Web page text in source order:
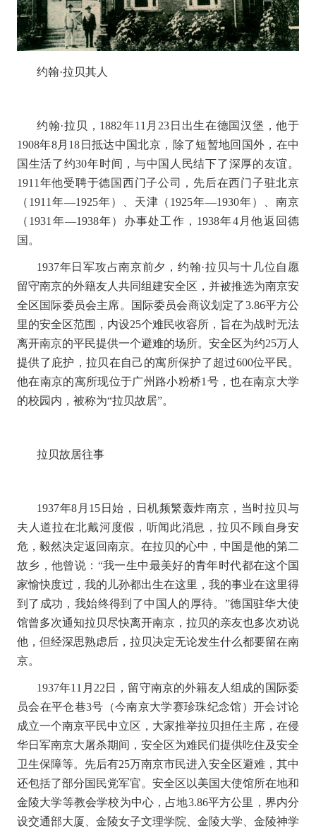
约翰·拉贝其人
约翰·拉贝， 1882年11 月 23 日出生在德国汉堡，他于
1908年8月 18 日抵达中国北京，除了短暂地回国外，在中
国生活了约30年时间，与中国人民结下了深厚的友谊。
1911 年他受聘于德国西门子公司，先后在西门子驻北京
（ 1911 年—1925年）、天津（ 1925年—1930年）、南京
（ 1931 年—1938年）办事处工作， 1938年4月他返回德
国。
1937年日军攻占南京前夕，约翰·拉贝与十几位自愿
留守南京的外籍友人共同组建安全区，并被推选为南京安
全区国际委员会主席。国际委员会商议划定了3.86平方公
里的安全区范围，内设25个难民收容所，旨在为战时无法
离开南京的平民提供一个避难的场所。安全区为约25万人
提供了庇护，拉贝在自己的寓所保护了超过600位平民。
他在南京的寓所现位于广州路小粉桥1 号，也在南京大学
的校园内，被称为“拉贝故居”。
拉贝故居往事
1937年8 月 15 日始，日机频繁轰炸南京，当时拉贝与
夫人道拉在北戴河度假，听闻此消息，拉贝不顾自身安
危，毅然决定返回南京。在拉贝的心中，中国是他的第二
故乡，他曾说： “我一生中最美好的青年时代都在这个国
家愉快度过，我的儿孙都出生在这里，我的事业在这里得
到了成功，我始终得到了中国人的厚待。 ”德国驻华大使
馆曾多次通知拉贝尽快离开南京，拉贝的亲友也多次劝说
他，但经深思熟虑后，拉贝决定无论发生什么都要留在南
京。
1937年11 月 22 日，留守南京的外籍友人组成的国际委
员会在平仓巷3号（今南京大学赛珍珠纪念馆）开会讨论
成立一个南京平民中立区，大家推举拉贝担任主席，在侵
华日军南京大屠杀期间，安全区为难民们提供吃住及安全
卫生保障等。先后有25万南京市民进入安全区避难，其中
还包括了部分国民党军官。安全区以美国大使馆所在地和
金陵大学等教会学校为中心，占地3.86平方公里，界内分
设交通部大厦、金陵女子文理学院、金陵大学、金陵神学